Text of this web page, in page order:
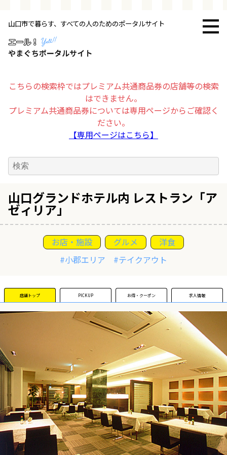
山口市で暮らす、すべての人のためのポータルサイト
こちらの検索枠ではプレミアム共通商品券の店舗等の検索
はできません。
プレミアム共通商品券については専用ページからご確認く
ださい。
【専用ページはこちら】
トップページ
その他
求人情報
お得
新規登録の事業者の皆様
すでにご登録済み事業者の皆様
山口グランドホテル内 レストラン「ア
ゼィリア」
お店・施設 グルメ
洋食
#小郡エリア
#テイクアウト
店舗トップ PICKUP お得・クーポン 求人情報